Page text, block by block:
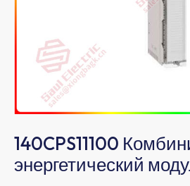
140CPS11100
энергетический